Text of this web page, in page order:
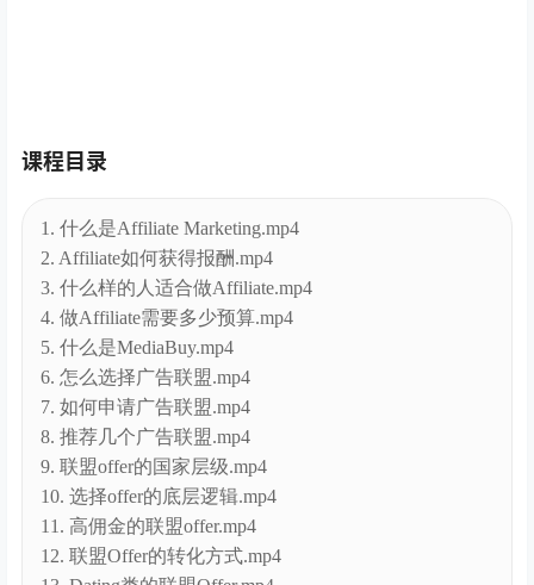
2. Affiliate如何获得报酬.mp4
4. 做Affiliate需要多少预算.mp4
5. 什么是MediaBuy.mp4
6. 怎么选择广告联盟.mp4
7. 如何申请广告联盟.mp4
8. 推荐几个广告联盟.mp4
9. 联盟offer的国家层级.mp4
10. 选择offer的底层逻辑.mp4
11. 高佣金的联盟offer.mp4
12. 联盟Offer的转化方式.mp4
13. Dating类的联盟Offer.mp4
14. Sweeptakes类的联盟Offer.mp4
15. 白帽类的联盟Offer.mp4
16. 流量选免费还是付费.mp4